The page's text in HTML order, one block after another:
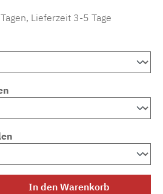
Lieferzeit 3-5 Tage
Gib den gewünschten
In den Warenkorb